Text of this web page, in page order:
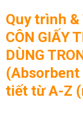
Quy trình
CÔN GIẤY
DÙNG
tiết từ A-Z